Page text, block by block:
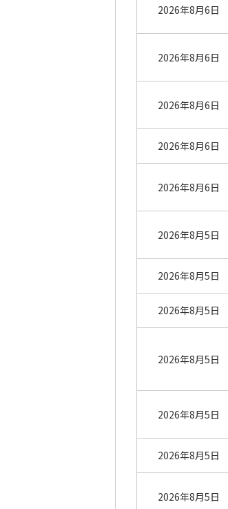
2026年8月6日
2026年8月6日
2026年8月6日
2026年8月6日
2026年8月6日
2026年8月5日
2026年8月5日
2026年8月5日
2026年8月5日
2026年8月5日
2026年8月5日
2026年8月5日